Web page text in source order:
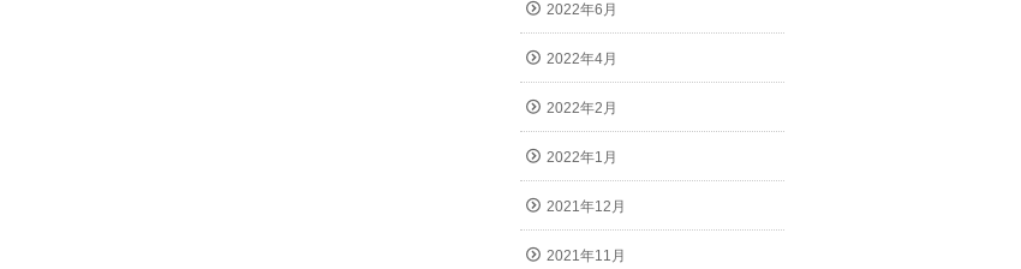
2022年6月
2022年4月
2022年2月
2022年1月
2021年12月
2021年11月